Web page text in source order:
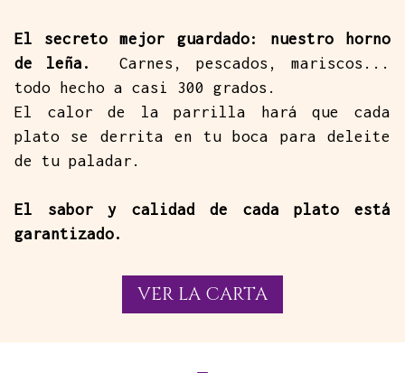
El secreto mejor guardado: nuestro horno
de leña.
Carnes, pescados, mariscos...
todo hecho a casi 300 grados.
El calor de la parrilla hará que cada
plato se derrita en tu boca para deleite
de tu paladar.
El sabor y calidad de cada plato está
garantizado.
VER LA CARTA